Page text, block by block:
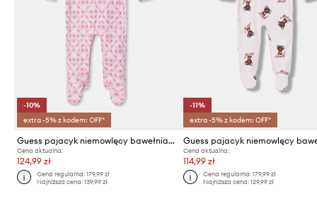
-10%
extra -5% z kodem: OFF*
Guess pajacyk niemowlęcy bawełniany
Cena aktualna:
124,99 zł
Cena regularna:179,99 zł
Najniższa cena:139,99 zł
-11%
extra -5% z kodem: OFF*
Cena aktualna:
114,99 zł
Cena regularna: 179,99 zł
Najniższa cena: 129,99 zł